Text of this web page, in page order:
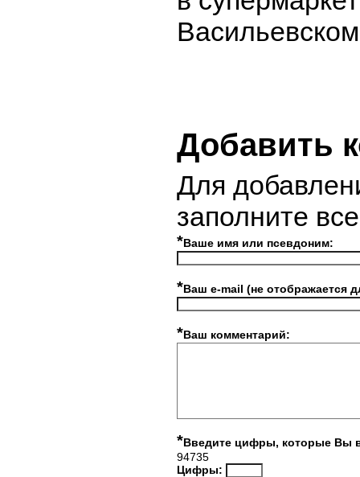
Добавить
Для
заполните
*Ваше имя или псевдоним:
*Ваш e-mail (не отображается
*Ваш комментарий:
*Введите цифры, которые Вы
94735
Цифры: